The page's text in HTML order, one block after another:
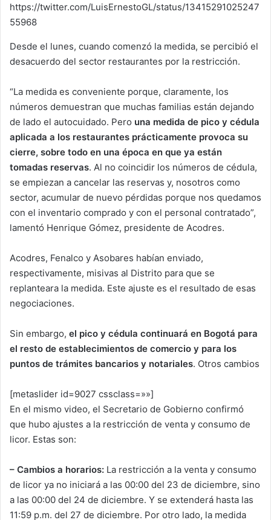
https://twitter.com/LuisErnestoGL/status/13415291025247
55968
Desde el lunes, cuando comenzó la medida, se percibió el
desacuerdo del sector restaurantes por la restricción.
“La medida es conveniente porque, claramente, los
números demuestran que muchas familias están dejando
de lado el autocuidado. Pero una medida de pico y cédula
aplicada a los restaurantes prácticamente provoca su
cierre, sobre todo en una época en que ya están
tomadas reservas. Al no coincidir los números de cédula,
se empiezan a cancelar las reservas y, nosotros como
sector, acumular de nuevo pérdidas porque nos quedamos
con el inventario comprado y con el personal contratado”,
lamentó Henrique Gómez, presidente de Acodres.
Acodres, Fenalco y Asobares habían enviado,
respectivamente, misivas al Distrito para que se
replanteara la medida. Este ajuste es el resultado de esas
negociaciones.
Sin embargo, el pico y cédula continuará en Bogotá para
el resto de establecimientos de comercio y para los
puntos de trámites bancarios y notariales. Otros cambios
[metaslider id=9027 cssclass=»»]
En el mismo video, el Secretario de Gobierno confirmó
que hubo ajustes a la restricción de venta y consumo de
licor. Estas son:
– Cambios a horarios: La restricción a la venta y consumo
de licor ya no iniciará a las 00:00 del 23 de diciembre, sino
a las 00:00 del 24 de diciembre. Y se extenderá hasta las
11:59 p.m. del 27 de diciembre. Por otro lado, la medida